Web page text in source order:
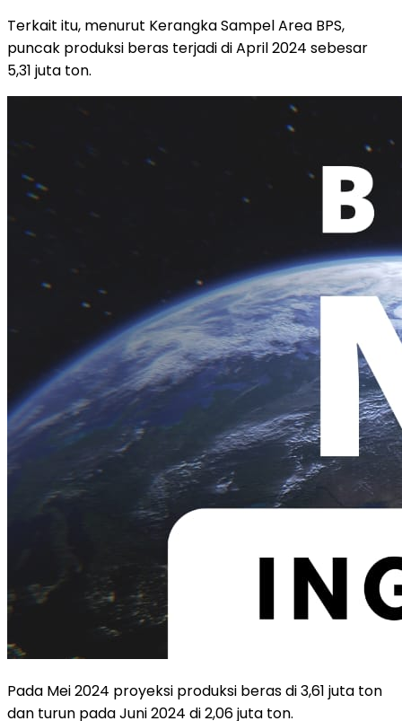
Terkait itu, menurut Kerangka Sampel Area BPS,
puncak produksi beras terjadi di April 2024 sebesar
5,31 juta ton.
Pada Mei 2024 proyeksi produksi beras di 3,61 juta ton
dan turun pada Juni 2024 di 2,06 juta ton.